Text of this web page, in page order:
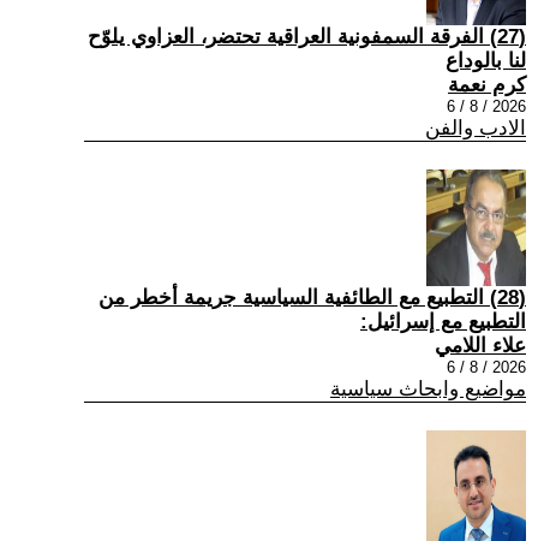
(27) الفرقة السمفونية العراقية تحتضر، العزاوي يلوّح
لنا بالوداع
كرم نعمة
2026 / 8 / 6
الادب والفن
(28) التطبيع مع الطائفية السياسية جريمة أخطر من
التطبيع مع إسرائيل:
علاء اللامي
2026 / 8 / 6
مواضيع وابحاث سياسية